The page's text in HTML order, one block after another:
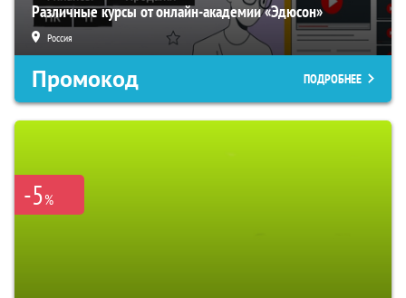
Различные курсы от онлайн-академии «Эдюсон»
Россия
Промокод ПОДРОБНЕЕ
-5%